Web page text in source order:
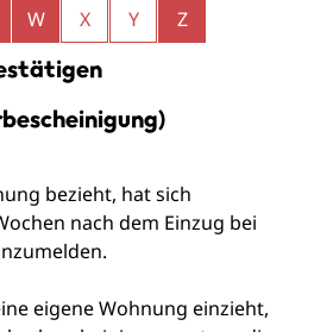
W X Y Z
bezieht, hat sich
nach dem Einzug bei
eigene Wohnung einzieht,